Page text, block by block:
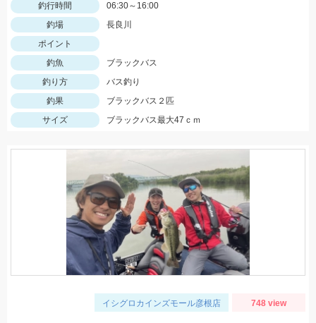
釣行時間
06:30～16:00
釣場
長良川
ポイント
釣魚
ブラックバス
釣り方
バス釣り
釣果
ブラックバス２匹
サイズ
ブラックバス最大47ｃｍ
イシグロカインズモール彦根店 748 view